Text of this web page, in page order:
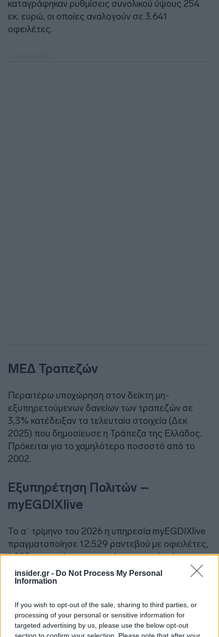
insider.gr - Do Not Process My Personal
Information
If you wish to opt-out of the sale, sharing to third parties, or
processing of your personal or sensitive information for
targeted advertising by us, please use the below opt-out
section to confirm your selection. Please note that after your
καταγράφηκαν ρυθμίσεις συνολικού ύψους 254
εκ. ευρώ, οι οποίες αναλογούν σε 3.641
οφειλέτες.
ΜΕΔ Τραπεζών
Περαιτέρω υποχώρηση στον δείκτη μη-
εξυπηρετούμενων δανείων των τραπεζών σε
3,3% κατέδειξαν τα τελευταία στοιχεία (Δεκ
2025) που δημοσίευσε η Τράπεζα της Ελλάδος.
Πρόκειται για το χαμηλότερο ποσοστό από το
2002.
Εξυπηρέτηση Πολιτών –
myEGDIXlive
Το α΄ τρίμηνο του 2026 η υπηρεσία myEGDIXlive
πραγματοποίησε 12.529 ραντεβού με οφειλέτες,
1.000 περισσότερα σε σχέση με το α’ τρίμηνο του
2025. Από αυτά, τα 8.501 ραντεβού αφορούσαν
στο εργαλείο του εξωδικαστικού μηχανισμού
πολιτών από την εξυπηρέτηση των εκπροσώπων
της Γενικής Γραμματείας Χρηματοπιστωτικού
Τομέα και Διαχείρισης Ιδιωτικού Χρέους, μέσω